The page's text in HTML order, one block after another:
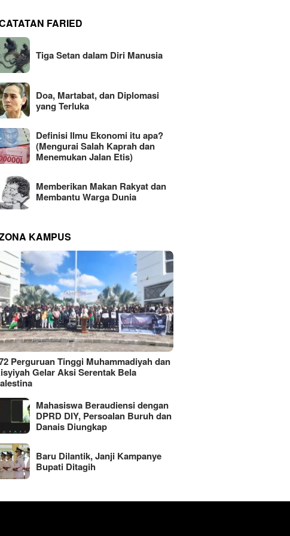
FARIED
Tiga Setan dalam Diri Manusia
Doa, Martabat, dan Diplomasi
yang Terluka
Definisi Ilmu Ekonomi itu apa?
(Mengurai Salah Kaprah dan
Menemukan Jalan Etis)
Memberikan Makan Rakyat dan
Membantu Warga Dunia
KAMPUS
Perguruan Tinggi Muhammadiyah dan
Gelar Aksi Serentak Bela
Mahasiswa Beraudiensi dengan
DPRD DIY, Persoalan Buruh dan
Danais Diungkap
Baru Dilantik, Janji Kampanye
Bupati Ditagih